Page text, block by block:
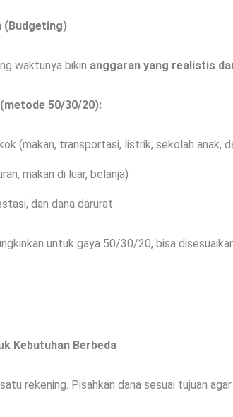
(Budgeting)
waktunya bikin anggaran yang realistis
50/30/20):
(makan, transportasi, listrik, sekolah anak,
makan di luar, belanja)
dan dana darurat
untuk gaya 50/30/20, bisa
Kebutuhan Berbeda
rekening. Pisahkan dana sesuai tujuan